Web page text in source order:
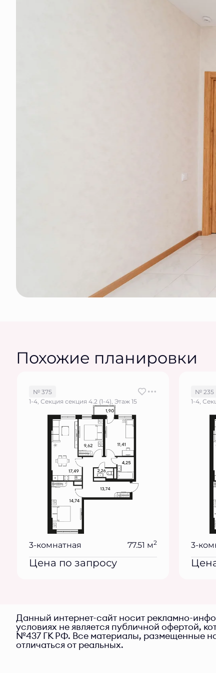
Похожие планировки
№ 375
1-4, Секция секция 4.2 (1-4), Этаж 15
3-комнатная 77.51 м2
Цена по запросу
№ 235
1-4,
3-
Данный интернет-сайт носит рекламно-
условиях не является публичной офертой,
№437 ГК РФ. Все материалы, размещенные
отличаться от реальных.